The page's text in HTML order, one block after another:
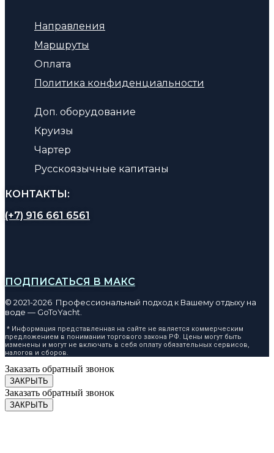
Направления
Маршруты
Оплата
Политика конфиденциальности
Доп. оборудование
Круизы
Чартер
Русскоязычные капитаны
КОНТАКТЫ:
(+7) 916 661 6561
ПОДПИСАТЬСЯ В МАКС
© 2021-2026 Профессиональный подход к Вашему отдыху на
воде — GoToYacht.
* Информация представленная на сайте не является коммерческим
предложением в понимании торгового закона РФ. Цены могут быть
изменены и могут не включать в себя оплату обязательных сервисов,
налогов и сборов.
Заказать обратный звонок
ЗАКРЫТЬ
Заказать обратный звонок
ЗАКРЫТЬ